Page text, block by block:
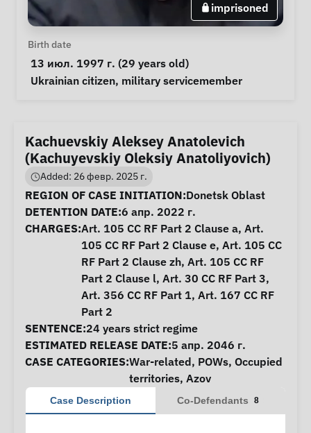
imprisoned
Personal Information
Birth date
13 июл. 1997 г. (29 years old)
Special circumstances
Ukrainian citizen, military servicemember
Kachuevskiy Aleksey Anatolevich
(Kachuyevskiy Oleksiy Anatoliyovich)
Added: 26 февр. 2025 г.
Case Information
REGION OF CASE INITIATION:Donetsk Oblast
DETENTION DATE:6 апр. 2022 г.
CHARGES:Art. 105 CC RF Part 2 Clause a, Art.
105 CC RF Part 2 Clause e, Art. 105 CC
RF Part 2 Clause zh, Art. 105 CC RF
Part 2 Clause l, Art. 30 CC RF Part 3,
Art. 356 CC RF Part 1, Art. 167 CC RF
Part 2
SENTENCE:24 years strict regime
ESTIMATED RELEASE DATE:5 апр. 2046 г.
CASE CATEGORIES:War-related, POWs, Occupied
territories, Azov
Case Description Co-Defendants 8